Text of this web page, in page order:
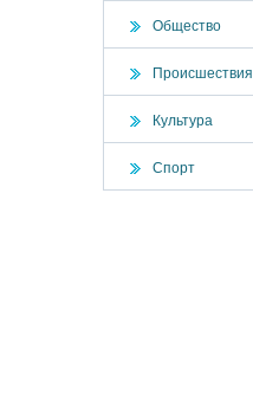
Общество
Происшествия
Культура
Спорт